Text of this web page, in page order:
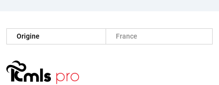
Origine France